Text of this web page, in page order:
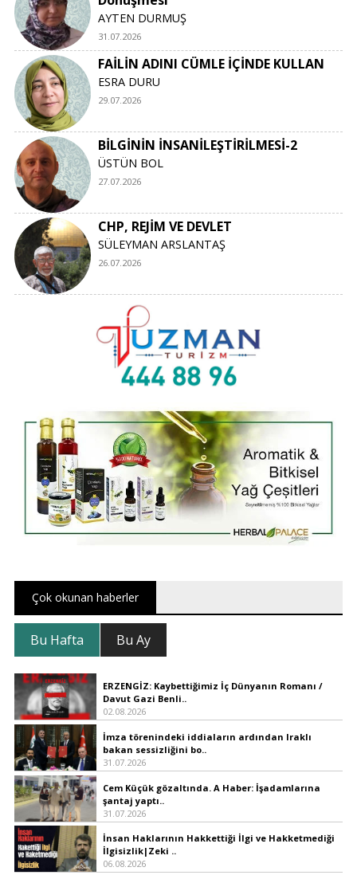
AYTEN DURMUŞ
31.07.2026
FAİLİN ADINI CÜMLE İÇİNDE KULLAN
ESRA DURU
29.07.2026
BİLGİNİN İNSANİLEŞTİRİLMESİ-2
ÜSTÜN BOL
27.07.2026
CHP, REJİM VE DEVLET
SÜLEYMAN ARSLANTAŞ
26.07.2026
Çok okunan haberler
Bu Hafta Bu Ay
ERZENGİZ: Kaybettiğimiz İç Dünyanın Romanı /
Davut Gazi Benli..
02.08.2026
İmza törenindeki iddiaların ardından Iraklı
bakan sessizliğini bo..
31.07.2026
Cem Küçük gözaltında. A Haber: İşadamlarına
şantaj yaptı..
31.07.2026
İnsan Haklarının Hakkettiği İlgi ve Hakketmediği
İlgisizlik|Zeki ..
06.08.2026